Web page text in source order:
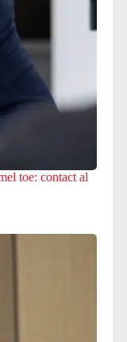
toe: contact al